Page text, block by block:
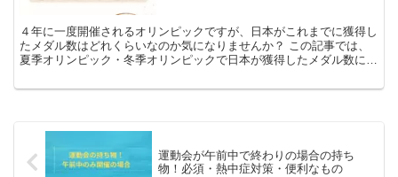
４年に一度開催されるオリンピックですが、日本がこれまでに獲得し
たメダル数はどれくらいなのか気になりませんか？ この記事では、
夏季オリンピック・冬季オリンピックで日本が獲得したメダル数につ
運動会が午前中で終わりの場合の持ち
物！必須・熱中症対策・便利なもの